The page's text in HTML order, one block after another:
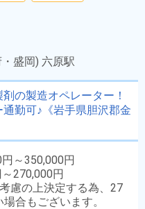
盛岡) 六原駅
の製造オペレーター！
勤可♪《岩手県胆沢郡金
～350,000円
270,000円
慮の上決定する為、27
合もございます。